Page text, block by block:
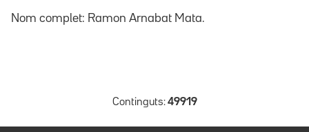
Nom complet: Ramon Arnabat Mata.
Continguts: 49919